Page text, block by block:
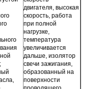
двигателя, высокая
скорость, работа
при полной
нагрузке,
температура
увеличивается
дальше, изолятор
свечи зажигания,
образованный на
поверхности